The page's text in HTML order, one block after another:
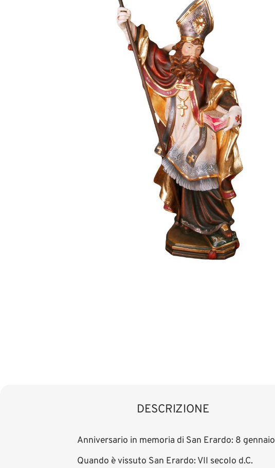
DESCRIZIONE
Anniversario in memoria di San Erardo: 8 gennaio
Quando è vissuto San Erardo: VII secolo d.C.